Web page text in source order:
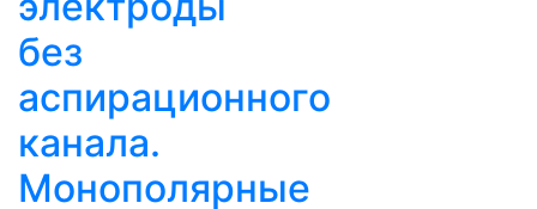
без
аспирационного
канала.
Монополярные